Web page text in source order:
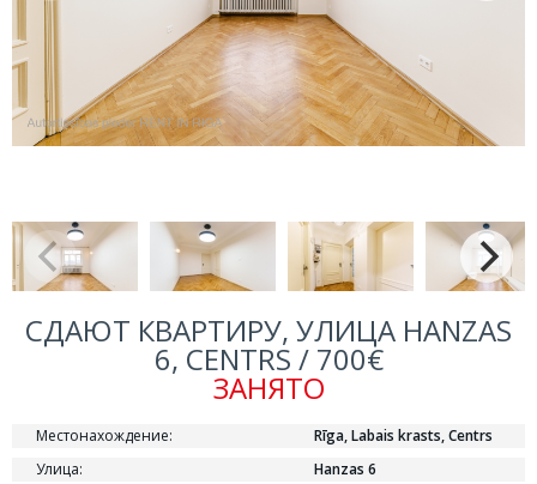
СДАЮТ КВАРТИРУ, УЛИЦА HANZAS
6, CENTRS / 700€
ЗАНЯТО
Местонахождение:
Rīga, Labais krasts, Centrs
Улица:
Hanzas 6